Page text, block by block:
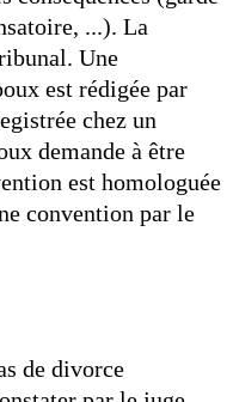
...). La
Une
est rédigée par
chez un
demande à être
est homologuée
convention par le
de divorce